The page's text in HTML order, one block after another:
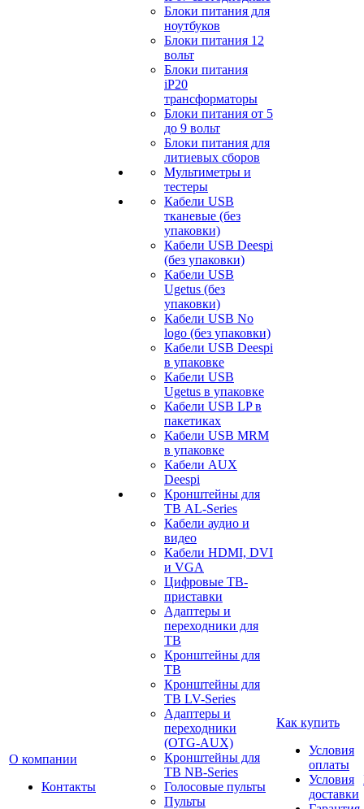
О компании
Контакты
Блоки питания для
ноутбуков
Блоки питания 12
вольт
Блоки питания
iP20
трансформаторы
Блоки питания от 5
до 9 вольт
Блоки питания для
литиевых сборов
Мультиметры и
тестеры
Кабели USB
тканевые (без
упаковки)
Кабели USB Deespi
(без упаковки)
Кабели USB
Ugetus (без
упаковки)
Кабели USB No
logo (без упаковки)
Кабели USB Deespi
в упаковке
Кабели USB
Ugetus в упаковке
Кабели USB LP в
пакетиках
Кабели USB MRM
в упаковке
Кабели AUX
Deespi
Кронштейны для
ТВ AL-Series
Кабели аудио и
видео
Кабели HDMI, DVI
и VGA
Цифровые ТВ-
приставки
Адаптеры и
переходники для
ТВ
Кронштейны для
ТВ
Кронштейны для
ТВ LV-Series
Адаптеры и
переходники
(OTG-AUX)
Кронштейны для
ТВ NB-Series
Голосовые пульты
Пульты
Как купить
Условия
оплаты
Условия
доставки